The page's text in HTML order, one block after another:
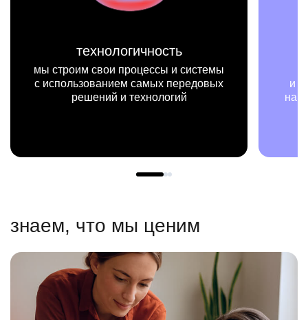
технологичность
свои процессы и системы
самых передовых
решений и технологий
и примерах
нашей
знаем, что мы ценим